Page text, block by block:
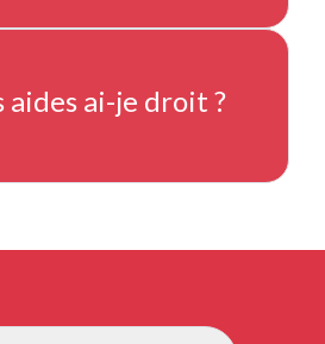
aides ai-je droit ?